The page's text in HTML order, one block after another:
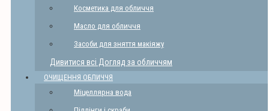
Косметика для обличчя
Масло для обличчя
Засоби для зняття макіяжу
Дивитися всі Догляд за обличчям
ОЧИЩЕННЯ ОБЛИЧЧЯ
Міцеллярна вода